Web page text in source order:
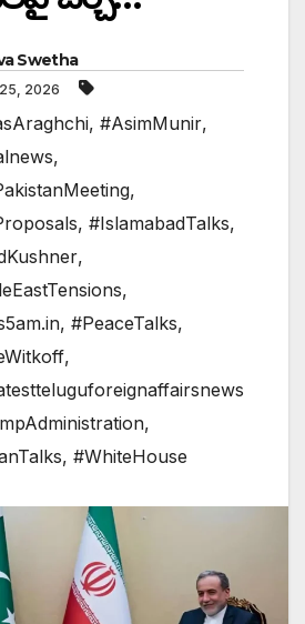
Swetha
2026
, #AsimMunir,
,
,
, #IslamabadTalks,
,
,
, #PeaceTalks,
,
,
, #WhiteHouse